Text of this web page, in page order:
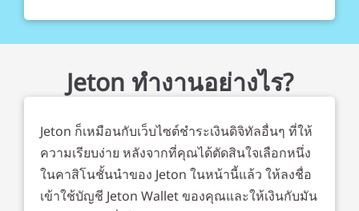
Jeton ทำงานอย่างไร?
Jeton ก็เหมือนกับเว็บไซต์ชำระเงินดิจิทัลอื่นๆ ที่ให้
ความเรียบง่าย หลังจากที่คุณได้ตัดสินใจเลือกหนึ่ง
ในคาสิโนชั้นนำของ Jeton ในหน้านี้แล้ว ให้ลงชื่อ
เข้าใช้บัญชี Jeton Wallet ของคุณและให้เงินกับมัน